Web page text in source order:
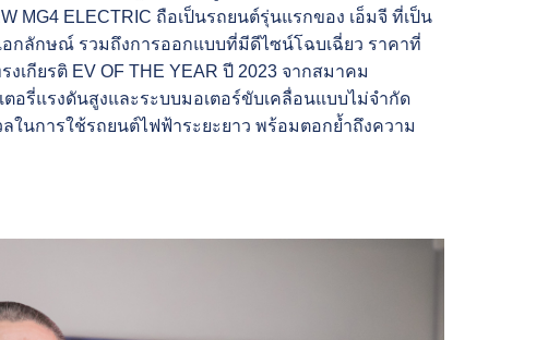
MG4 ELECTRIC ถือเป็นรถยนต์รุ่นแรกของ เอ็มจี ที่เป็น
อกลักษณ์ รวมถึงการออกแบบที่มีดีไซน์โฉบเฉี่ยว ราคาที่
งเกียรติ EV OF THE YEAR ปี 2023 จากสมาคม
อรี่แรงดันสูงและระบบมอเตอร์ขับเคลื่อนแบบไม่จำกัด
ลในการใช้รถยนต์ไฟฟ้าระยะยาว พร้อมตอกย้ำถึงความ